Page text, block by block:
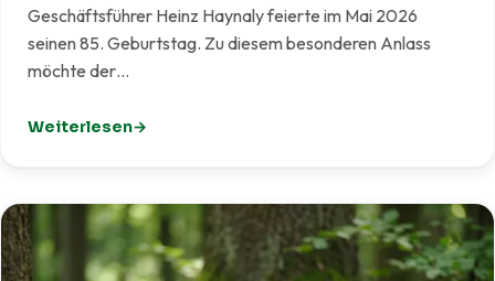
Geschäftsführer Heinz Haynaly feierte im Mai 2026
seinen 85. Geburtstag. Zu diesem besonderen Anlass
möchte der…
Weiterlesen
: 85. Geburtstag von Heinz Haynaly – der TCI gratuliert